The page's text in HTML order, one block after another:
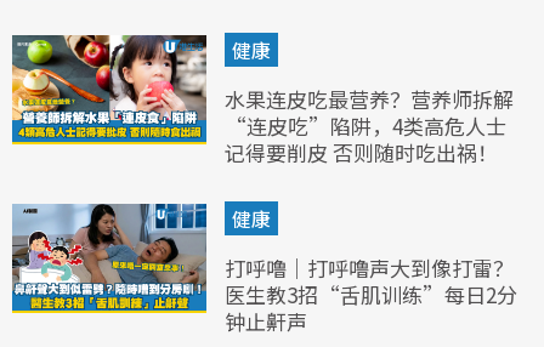
健康
水果连皮吃最营养？营养师拆解
“连皮吃”陷阱，4类高危人士
记得要削皮 否则随时吃出祸！
健康
打呼噜｜打呼噜声大到像打雷？
医生教3招“舌肌训练”每日2分
钟止鼾声